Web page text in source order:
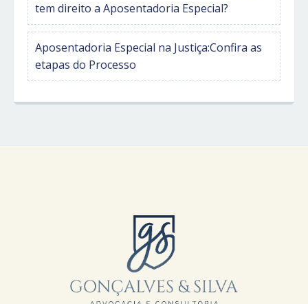
tem direito a Aposentadoria Especial?
Aposentadoria Especial na Justiça:Confira as
etapas do Processo